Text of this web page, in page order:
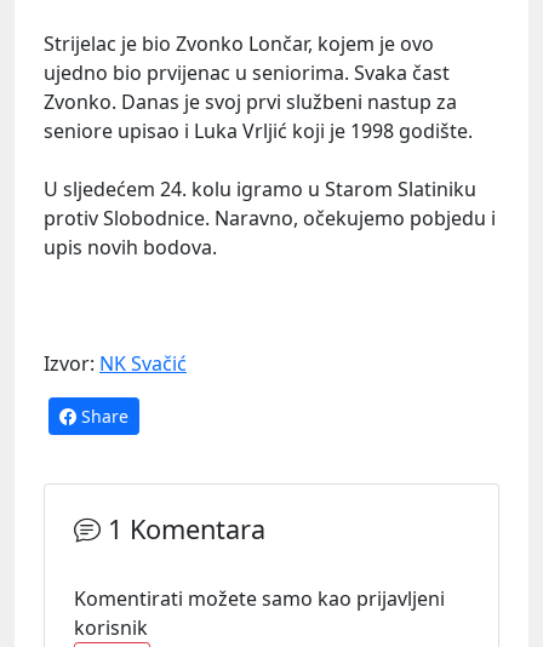
Strijelac je bio Zvonko Lončar, kojem je ovo
ujedno bio prvijenac u seniorima. Svaka čast
Zvonko. Danas je svoj prvi službeni nastup za
seniore upisao i Luka Vrljić koji je 1998 godište.
U sljedećem 24. kolu igramo u Starom Slatiniku
protiv Slobodnice. Naravno, očekujemo pobjedu i
upis novih bodova.
Izvor: NK Svačić
Share
1 Komentara
Komentirati možete samo kao prijavljeni
korisnik